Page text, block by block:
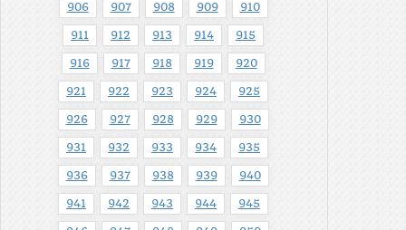
906 907 908 909 910
911 912 913 914 915
916 917 918 919 920
921 922 923 924 925
926 927 928 929 930
931 932 933 934 935
936 937 938 939 940
941 942 943 944 945